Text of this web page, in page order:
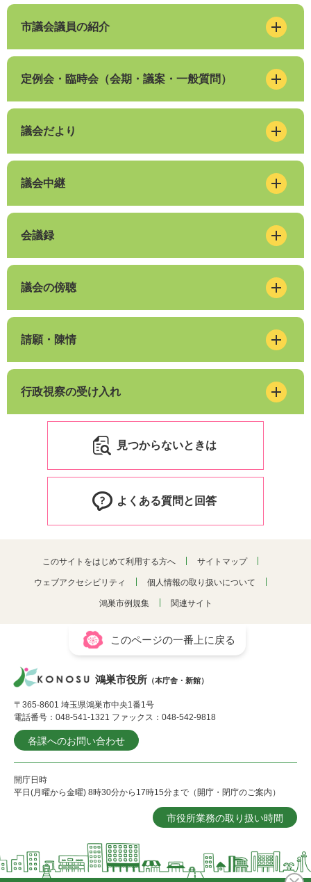
市議会議員の紹介
定例会・臨時会（会期・議案・一般質問）
議会だより
議会中継
会議録
議会の傍聴
請願・陳情
行政視察の受け入れ
見つからないときは
よくある質問と回答
このサイトをはじめて利用する方へ サイトマップ
ウェブアクセシビリティ 個人情報の取り扱いについて
鴻巣市例規集 関連サイト
このページの一番上に戻る
鴻巣市役所 （本庁舎・新館）
〒365-8601 埼玉県鴻巣市中央1番1号
電話番号：048-541-1321 ファックス：048-542-9818
各課へのお問い合わせ
開庁日時
平日(月曜から金曜) 8時30分から17時15分まで（開庁・閉庁のご案内）
市役所業務の取り扱い時間